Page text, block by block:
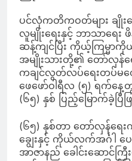
ပင်လုံကတိကဝတ်များ ချိုးဖ
လူမျိုးရေးနှင့် ဘာသာရေး
ဆန့်ကျင်ပြီး ကိုယ့်ကြမ္မာ
အမျိုးသားတို့၏ တော်လှန်ရ
ကချင်လွတ်လပ်ရေးတပ်မတ
ဖေဖော်ဝါရီလ (၅) ရက်န
(၆၅) နှစ် ပြည့်မြောက်ခဲ့ပြီ
(၆၅) နှစ်တာ တော်လှန်ရ
ချွေးနှင့် ကိုယ်လက်အင်္ဂါ ပ
အာဇာနည် ခေါင်းဆောင်ကြီ